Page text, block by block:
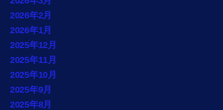
2026年2月
2026年1月
2025年12月
2025年11月
2025年10月
2025年9月
2025年8月